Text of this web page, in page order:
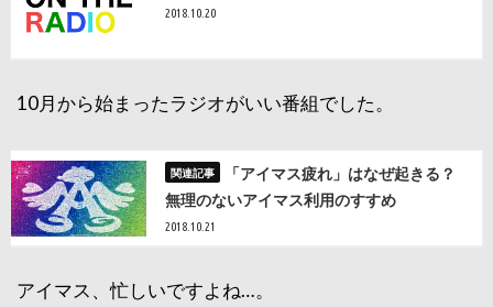
2018.10.20
10月から始まったラジオがいい番組でした。
「アイマス疲れ」はなぜ起きる？
無理のないアイマス利用のすすめ
2018.10.21
アイマス、忙しいですよね…。